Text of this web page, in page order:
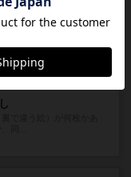
ム大賞ながら、シンプ